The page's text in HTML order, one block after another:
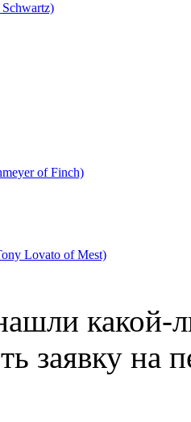
of Finch)
Lovato of Mest)
какой-
заявку на